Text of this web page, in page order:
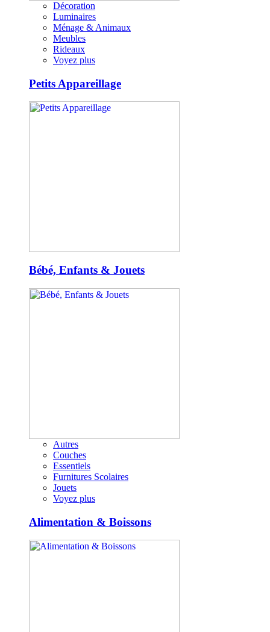
Décoration
Luminaires
Ménage & Animaux
Meubles
Rideaux
Voyez plus
Petits Appareillage
Bébé, Enfants & Jouets
Autres
Couches
Essentiels
Furnitures Scolaires
Jouets
Voyez plus
Alimentation & Boissons